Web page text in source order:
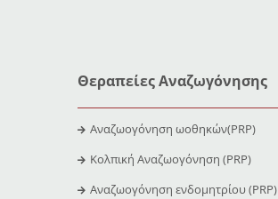
Θεραπείες Αναζωγόνησης
Αναζωογόνηση ωοθηκών(PRP)
Κολπική Αναζωογόνηση (PRP)
Αναζωογόνηση ενδομητρίου (PRP)